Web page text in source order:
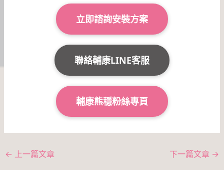
立即諮詢安裝方案
聯絡輔康LINE客服
輔康熊穩粉絲專頁
← 上一篇文章 下一篇文章 →